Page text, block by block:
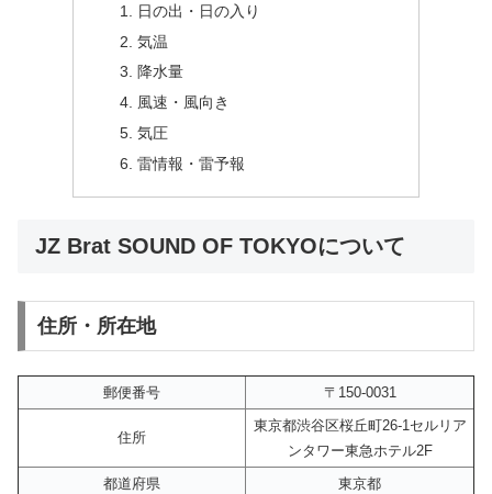
日の出・日の入り
気温
降水量
風速・風向き
気圧
雷情報・雷予報
JZ Brat SOUND OF TOKYOについて
住所・所在地
郵便番号 〒150-0031
住所
東京都渋谷区桜丘町26-1セルリア
ンタワー東急ホテル2F
都道府県
東京都